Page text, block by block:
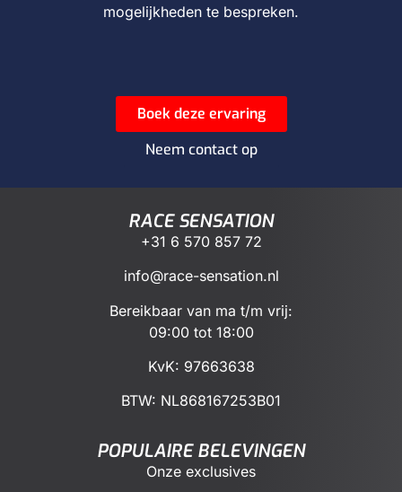
mogelijkheden te bespreken.
Boek deze ervaring
Neem contact op
RACE SENSATION
+31 6 570 857 72
info@race-sensation.nl
Bereikbaar van ma t/m vrij:
09:00 tot 18:00
KvK: 97663638
BTW: NL868167253B01
POPULAIRE BELEVINGEN
Onze exclusives